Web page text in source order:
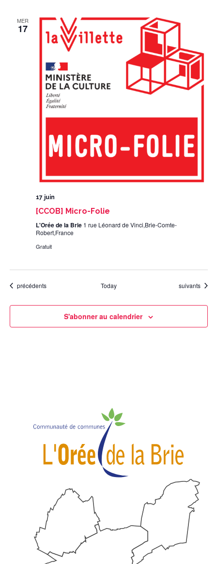
MER
17
17 juin
[CCOB] Micro-Folie
L'Orée de la Brie 1 rue Léonard de Vinci,Brie-Comte-
Robert,France
Gratuit
Évènements
précédents Today Évènements
suivants
S'abonner au calendrier